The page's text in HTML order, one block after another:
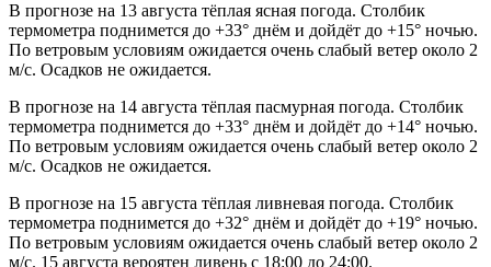
В прогнозе на 13 августа тёплая ясная погода. Столбик
термометра поднимется до +33° днём и дойдёт до +15° ночью.
По ветровым условиям ожидается очень слабый ветер около 2
м/с. Осадков не ожидается.
В прогнозе на 14 августа тёплая пасмурная погода. Столбик
термометра поднимется до +33° днём и дойдёт до +14° ночью.
По ветровым условиям ожидается очень слабый ветер около 2
м/с. Осадков не ожидается.
В прогнозе на 15 августа тёплая ливневая погода. Столбик
термометра поднимется до +32° днём и дойдёт до +19° ночью.
По ветровым условиям ожидается очень слабый ветер около 2
м/с. 15 августа вероятен ливень с 18:00 до 24:00.